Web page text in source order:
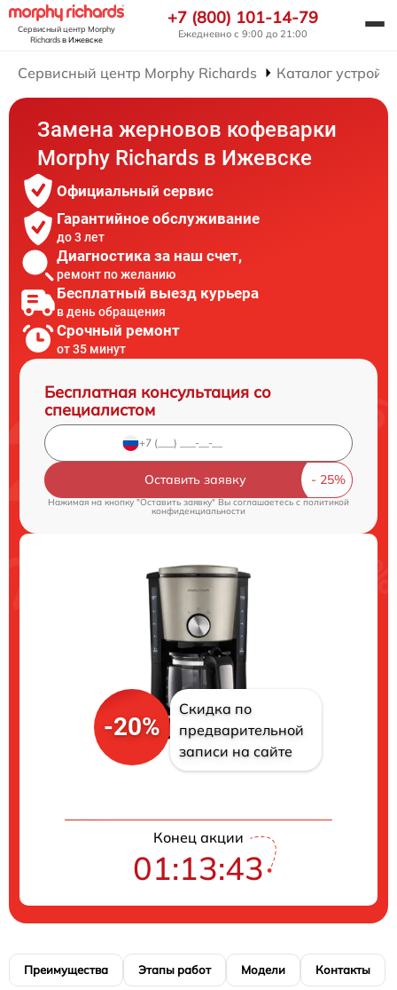
Сервисный центр Morphy
Richardsв Ижевске
+7 (800) 101-14-79
Ежедневно с 9:00 до 21:00
Сервисный центр Morphy Richards Каталог
Замена жерновов кофеварки
Morphy Richards в Ижевске
Официальный сервис
Гарантийное обслуживание
до 3 лет
Диагностика за наш счет,
ремонт по желанию
Бесплатный выезд курьера
в день обращения
Срочный ремонт
от 35 минут
Бесплатная консультация со
специалистом
Оставить заявку
Нажимая на кнопку "Оставить заявку" Вы соглашаетесь cполитикой
конфиденциальности
-20%
Скидка по
предварительной
записи на сайте
Конец акции
01:13:42
Преимущества Этапы работ Модели Контакты